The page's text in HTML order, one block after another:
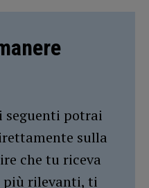
seguenti potrai
sulla
che tu riceva
più rilevanti, ti